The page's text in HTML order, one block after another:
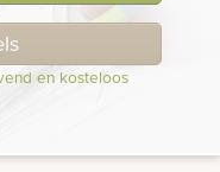
en kosteloos